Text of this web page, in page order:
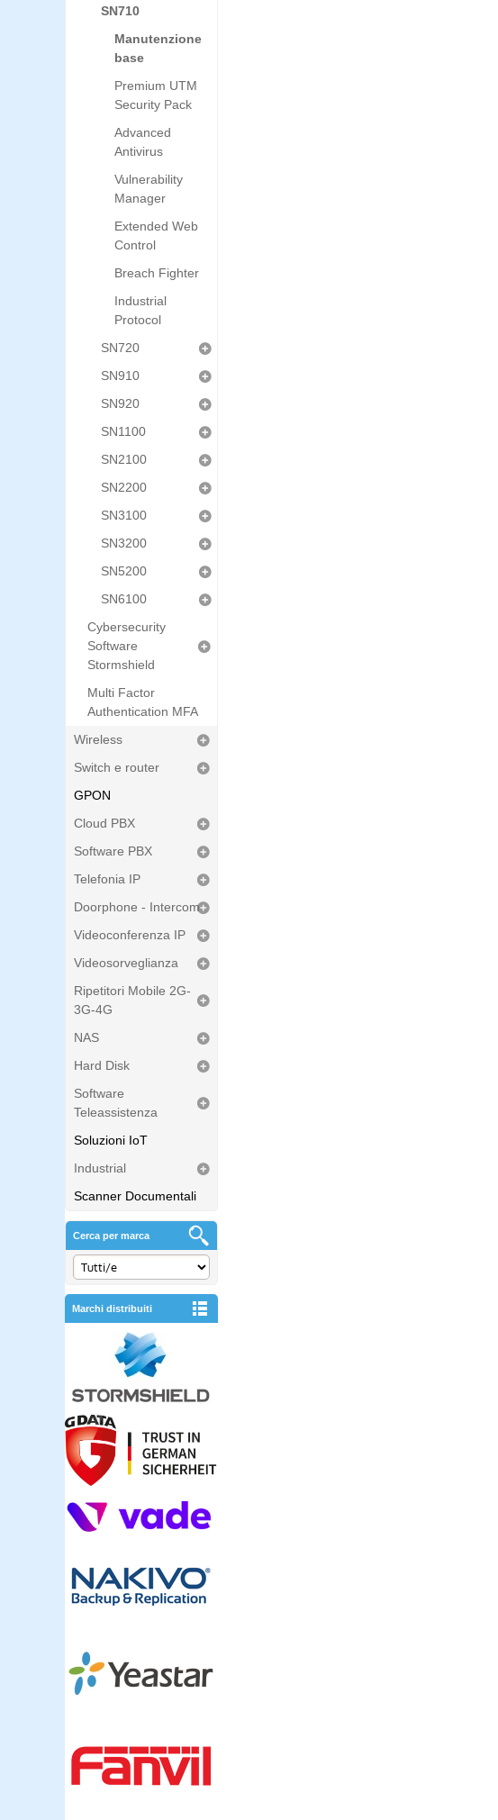
SN710
Manutenzione
base
Premium UTM
Security Pack
Advanced
Antivirus
Vulnerability
Manager
Extended Web
Control
Breach Fighter
Industrial
Protocol
SN720
SN910
SN920
SN1100
SN2100
SN2200
SN3100
SN3200
SN5200
SN6100
Cybersecurity
Software
Stormshield
Multi Factor
Authentication MFA
Wireless
Switch e router
GPON
Cloud PBX
Software PBX
Telefonia IP
Doorphone - Intercom
Videoconferenza IP
Videosorveglianza
Ripetitori Mobile 2G-
3G-4G
NAS
Hard Disk
Software
Teleassistenza
Soluzioni IoT
Industrial
Scanner Documentali
Cerca per marca
Marchi distribuiti